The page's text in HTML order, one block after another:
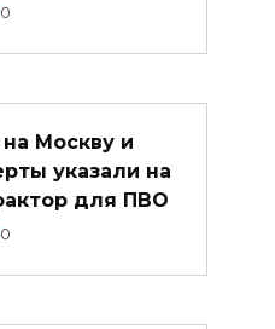
0
Москву и
указали на
для ПВО
0